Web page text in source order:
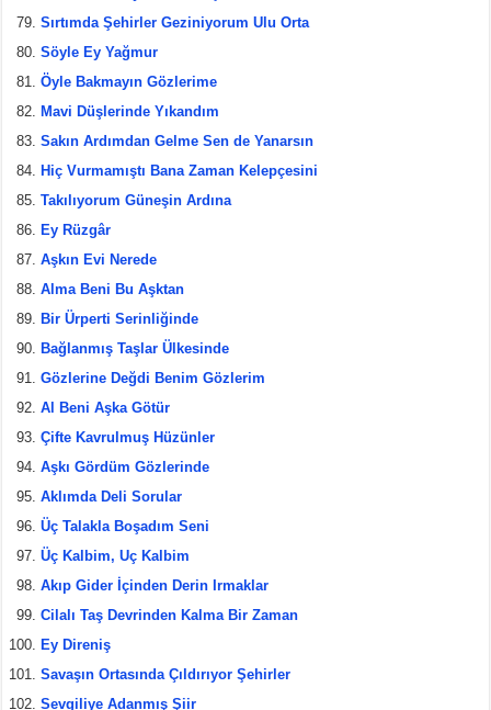
Sırtımda Şehirler Geziniyorum Ulu Orta
Söyle Ey Yağmur
Öyle Bakmayın Gözlerime
Mavi Düşlerinde Yıkandım
Sakın Ardımdan Gelme Sen de Yanarsın
Hiç Vurmamıştı Bana Zaman Kelepçesini
Takılıyorum Güneşin Ardına
Ey Rüzgâr
Aşkın Evi Nerede
Alma Beni Bu Aşktan
Bir Ürperti Serinliğinde
Bağlanmış Taşlar Ülkesinde
Gözlerine Değdi Benim Gözlerim
Al Beni Aşka Götür
Çifte Kavrulmuş Hüzünler
Aşkı Gördüm Gözlerinde
Aklımda Deli Sorular
Üç Talakla Boşadım Seni
Üç Kalbim, Uç Kalbim
Akıp Gider İçinden Derin Irmaklar
Cilalı Taş Devrinden Kalma Bir Zaman
Ey Direniş
Savaşın Ortasında Çıldırıyor Şehirler
Sevgiliye Adanmış Şiir